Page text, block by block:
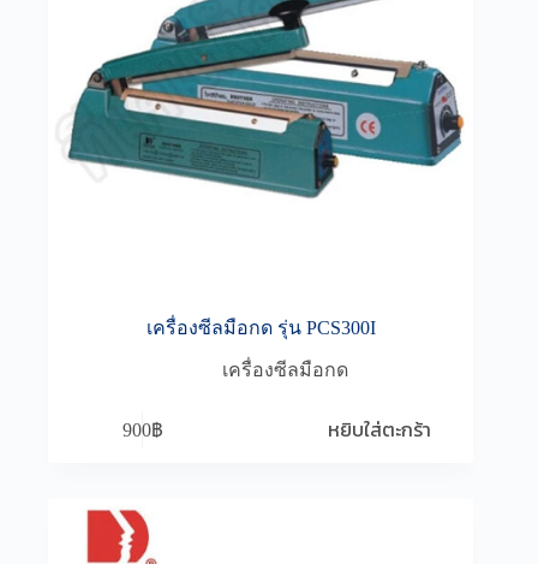
เครื่องซีลมือกด รุ่น PCS300I
เครื่องซีลมือกด
900฿ หยิบใส่ตะกร้า